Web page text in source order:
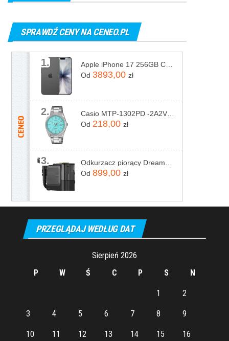
SPRAWDŹ CENY NA CENEO.PL
1.
Od 3893,00 zł
2.
Od 218,00 zł
3.
Od 899,00 zł
PRZEGLĄDAJ WEDŁUG DAT
Sierpień 2026
P
W Ś C P S N
1 2
3 4 5 6 7 8 9
10 11 12 13 14 15 16